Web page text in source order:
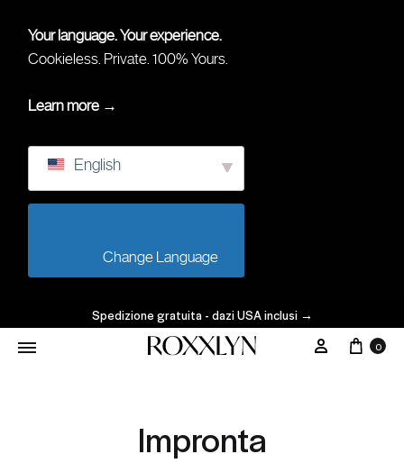
Your language. Your experience.
Cookieless. Private. 100% Yours.
Learn more →
English
Spedizione gratuita - dazi USA inclusi →
0
Impronta